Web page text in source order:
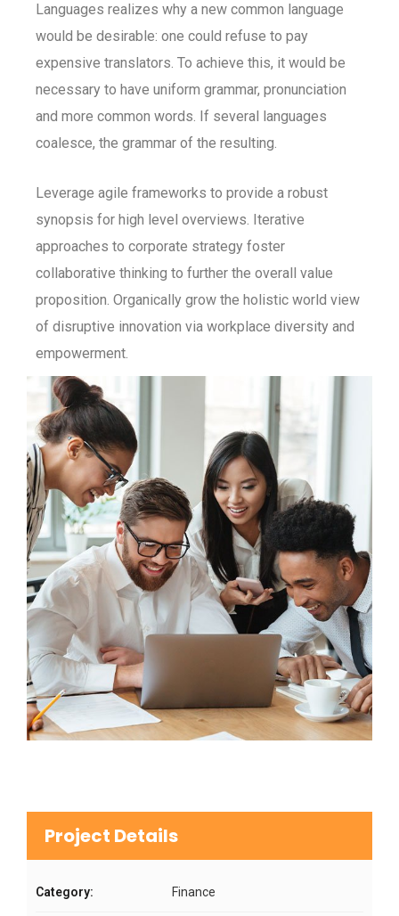
Languages realizes why a new common language
would be desirable: one could refuse to pay
expensive translators. To achieve this, it would be
necessary to have uniform grammar, pronunciation
and more common words. If several languages
coalesce, the grammar of the resulting.
Leverage agile frameworks to provide a robust
synopsis for high level overviews. Iterative
approaches to corporate strategy foster
collaborative thinking to further the overall value
proposition. Organically grow the holistic world view
of disruptive innovation via workplace diversity and
empowerment.
Project Details
Category: Finance